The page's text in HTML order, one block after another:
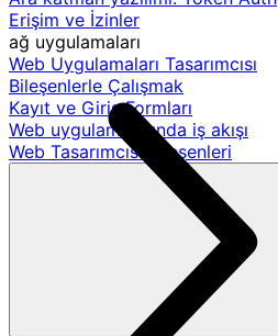
Erişim ve İzinler
ağ uygulamaları
Web Uygulamaları Tasarımcısı
Bileşenlerle Çalışmak
Kayıt ve Giriş Formları
Web uygulamalarında iş akışı
Web Tasarımcısı Bileşenleri